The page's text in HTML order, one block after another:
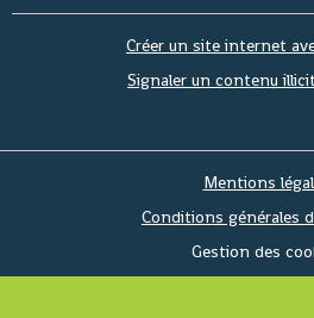
Créer un site internet
Signaler un contenu
Mentions
Conditions générales
Gestion des